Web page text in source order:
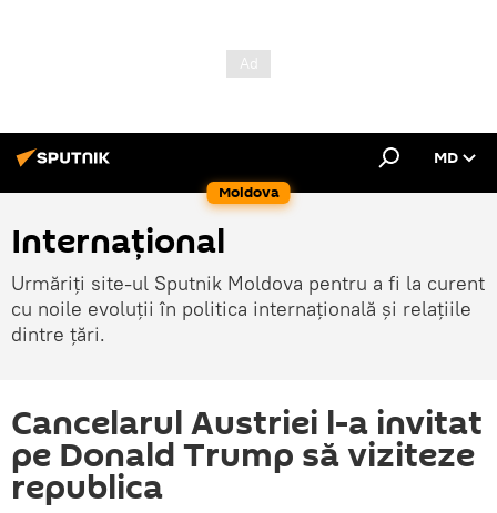
Moldova
MD
Internațional
Urmăriți site-ul Sputnik Moldova pentru a fi la curent
cu noile evoluții în politica internațională și relațiile
dintre țări.
Cancelarul Austriei l-a invitat
pe Donald Trump să viziteze
republica